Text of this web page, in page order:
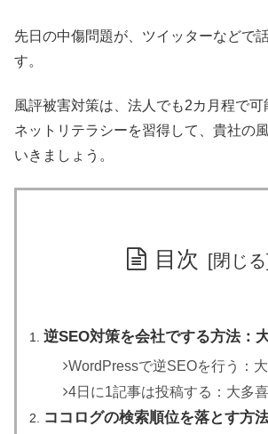
先日の中傷問題が、ツイッターなどで
す。
風評被害対策は、法人でも2カ月程で可
ネットリテラシーを習得して、貴社の
いきましょう。
目次
逆SEO対策を会社でする方法：
WordPressで逆SEOを行う：
4日に1記事は投稿する：大多
ココログの検索順位を落とす方